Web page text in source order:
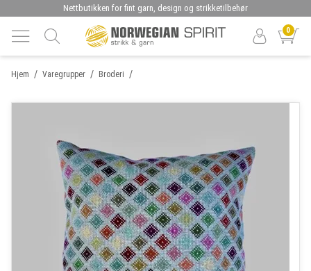
Nettbutikken for fint garn, design og strikketilbehør
0
/
Hjem /
Varegrupper /
Broderi